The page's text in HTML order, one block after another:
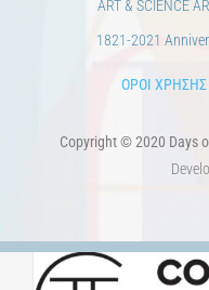
ART & SCIENCE
1821-2021
ΟΡΟΙ ΧΡΗΣΗΣ
Copyright © 2020 Days